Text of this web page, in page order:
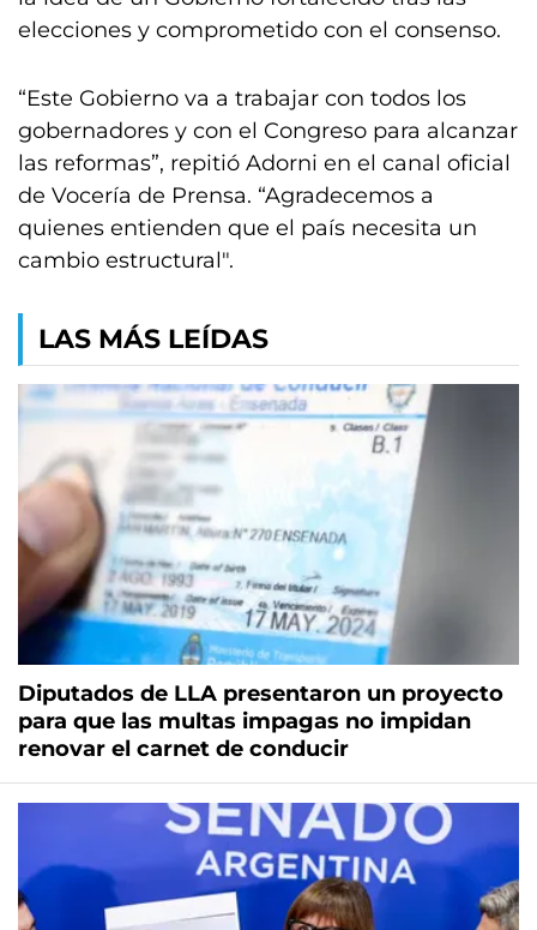
elecciones y comprometido con el consenso.
“Este Gobierno va a trabajar con todos los
gobernadores y con el Congreso para alcanzar
las reformas”, repitió Adorni en el canal oficial
de Vocería de Prensa. “Agradecemos a
quienes entienden que el país necesita un
cambio estructural".
LAS MÁS LEÍDAS
Diputados de LLA presentaron un proyecto
para que las multas impagas no impidan
renovar el carnet de conducir